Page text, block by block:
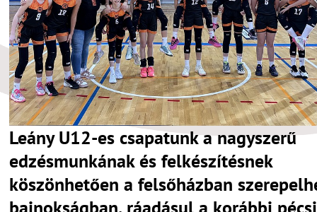
Leány U12-es csapatunk a nagyszerű
edzésmunkának és felkészítésnek
köszönhetően a felsőházban
bajnokságban, ráadásul a korábbi pécsi